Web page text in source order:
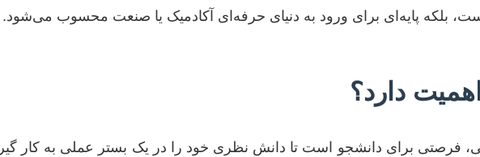
بلکه پایه‌ای برای ورود به دنیای حرفه‌ای آکادمیک یا صنعت محسوب می‌شود.
دارد؟
فرصتی برای دانشجو است تا دانش نظری خود را در یک بستر عملی به کار